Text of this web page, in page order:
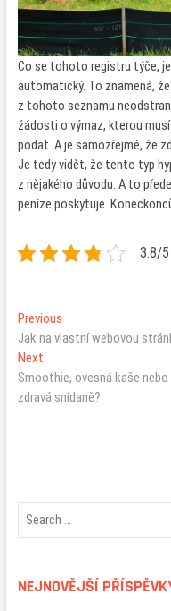
Co se tohoto registru týče,
automatický. To znamená,
z tohoto seznamu
žádosti o výmaz, kterou
podat. A je samozřejmé, že
Je tedy vidět, že tento typ
z nějakého důvodu. A to
peníze poskytuje.
3.8/
Navigace
pro
příspěvek
PreviousPrevious
post:
Jak na vlastní webovou
NextNext
post:
Smoothie, ovesná kaše
zdravá snídaně?
NEJNOVĚJŠÍ